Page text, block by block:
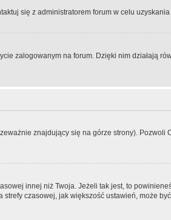
się z administratorem forum w celu
zalogowanym na forum. Dzięki nim działają
znajdujący się na górze strony). Pozwoli
innej niż Twoja. Jeżeli tak jest, to
czasowej, jak większość ustawień, może